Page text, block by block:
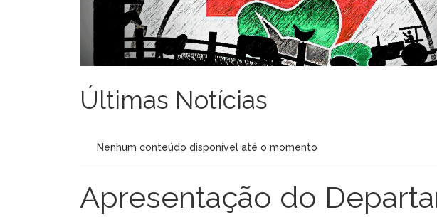
Últimas Notícias
Nenhum conteúdo disponível até o momento
Apresentação do